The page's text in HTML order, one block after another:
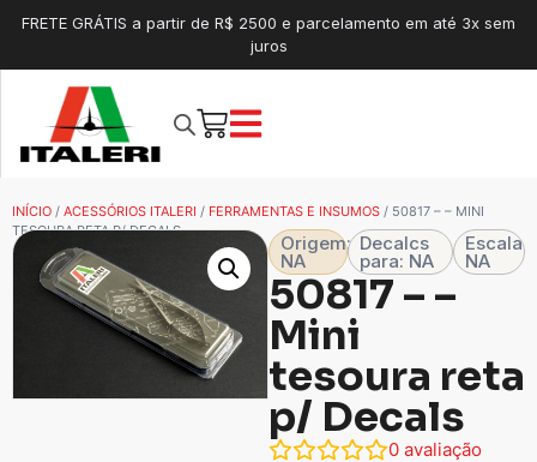
FRETE GRÁTIS a partir de R$ 2500 e parcelamento em até 3x sem
juros
INÍCIO / ACESSÓRIOS ITALERI / FERRAMENTAS E INSUMOS / 50817 – – MINI
TESOURA RETA P/ DECALS
Origem:
NA
Decalcs
para: NA
Escala
NA
50817 – –
Mini
tesoura reta
p/ Decals
0 avaliação